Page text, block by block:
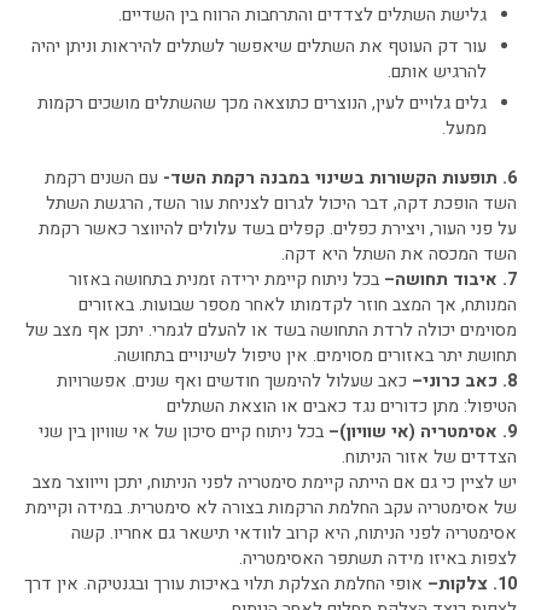
גלישת השתלים לצדדים והתרחבות הרווח בין השדיים.
עור דק העוטף את השתלים שיאפשר לשתלים להיראות וניתן יהיה
להרגיש אותם.
גלים גלויים לעין, הנוצרים כתוצאה מכך שהשתלים מושכים רקמות
ממעל.
6. תופעות הקשורות בשינוי במבנה רקמת השד-
עם השנים רקמת
השד הופכת דקה, דבר היכול לגרום לצניחת עור השד, הרגשת השתל
על פני העור, ויצירת כפלים. קפלים בשד עלולים להיווצר כאשר רקמת
השד המכסה את השתל היא דקה.
7. איבוד תחושה–
בכל ניתוח קיימת ירידה זמנית בתחושה באזור
המנותח, אך המצב חוזר לקדמותו לאחר מספר שבועות. באזורים
מסוימים יכולה לרדת התחושה בשד או להעלם לגמרי. יתכן אף מצב של
תחושת יתר באזורים מסוימים. אין טיפול לשינויים בתחושה.
8. כאב כרוני–
כאב שעלול להימשך חודשים ואף שנים. אפשרויות
הטיפול: מתן כדורים נגד כאבים או הוצאת השתלים
9. אסימטריה (אי שוויון)–
בכל ניתוח קיים סיכון של אי שוויון בין שני
הצדדים של אזור הניתוח.
יש לציין כי גם אם הייתה קיימת סימטריה לפני הניתוח, יתכן וייווצר מצב
של אסימטריה עקב החלמת הרקמות בצורה לא סימטרית. במידה וקיימת
אסימטריה לפני הניתוח, היא קרוב לוודאי תישאר גם אחריו. קשה
לצפות באיזו מידה תשתפר האסימטריה.
10. צלקות–
אופי החלמת הצלקת תלוי באיכות עורך ובגנטיקה. אין דרך